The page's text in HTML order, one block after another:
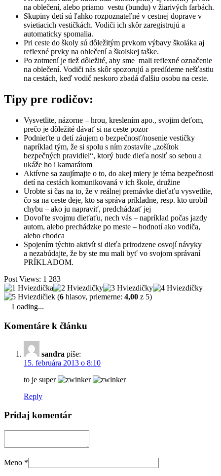
na oblečení, alebo priamo vestu (bundu) v žiarivých farbách.
Skupiny detí sú ľahko rozpoznateľné v cestnej doprave v
svietiacich vestičkách. Vodiči ich skôr zaregistrujú a
automaticky spomalia.
Pri ceste do školy sú dôležitým prvkom výbavy školáka aj
reflexné prvky na oblečení a školskej taške.
Po zotmení je tiež dôležité, aby sme mali reflexné označenie
na oblečení. Vodiči nás skôr spozorujú a predídeme nešťastiu
na cestách, keď vodič neskoro zbadá ďalšiu osobu na ceste.
Tipy pre rodičov:
Vysvetlite, názorne – hrou, kreslením apo., svojim deťom,
prečo je dôležité dávať si na ceste pozor
Podnieťte u detí záujem o bezpečnosť/nosenie vestičky
napríklad tým, že si spolu s ním zostavíte „zošítok
bezpečných pravidiel“, ktorý bude dieťa nosiť so sebou a
ukáže ho i kamarátom
Aktívne sa zaujímajte o to, do akej miery je téma bezpečnosti
detí na cestách komunikovaná v ich škole, družine
Urobte si čas na to, že v reálnej premávke dieťaťu vysvetlíte,
čo sa na ceste deje, kto sa správa príkladne, resp. kto urobil
chybu – ako ju napraviť, predchádzať jej
Dovoľte svojmu dieťaťu, nech vás – napríklad počas jazdy
autom, alebo prechádzke po meste – hodnotí ako vodiča,
alebo chodca
Spojením týchto aktivít si dieťa prirodzene osvojí návyky
a nezabúdajte, že by ste mu mali byť vo svojom správaní
PRÍKLADOM.
Post Views: 1 283
(6 hlasov, priemerne: 4,00 z 5)
Loading...
Komentáre k článku
sandra píše:
15. februára 2013 o 8:10
to je super
Reply
Pridaj komentár
Meno *